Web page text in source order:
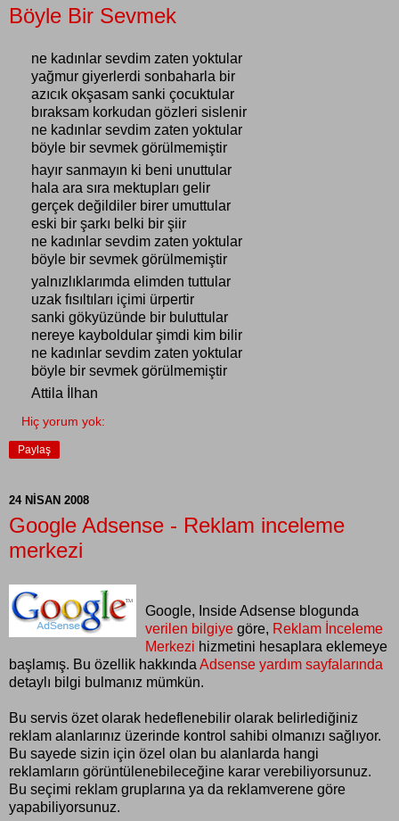
Böyle Bir Sevmek
ne kadınlar sevdim zaten yoktular
yağmur giyerlerdi sonbaharla bir
azıcık okşasam sanki çocuktular
bıraksam korkudan gözleri sislenir
ne kadınlar sevdim zaten yoktular
böyle bir sevmek görülmemiştir
hayır sanmayın ki beni unuttular
hala ara sıra mektupları gelir
gerçek değildiler birer umuttular
eski bir şarkı belki bir şiir
ne kadınlar sevdim zaten yoktular
böyle bir sevmek görülmemiştir
yalnızlıklarımda elimden tuttular
uzak fısıltıları içimi ürpertir
sanki gökyüzünde bir buluttular
nereye kayboldular şimdi kim bilir
ne kadınlar sevdim zaten yoktular
böyle bir sevmek görülmemiştir
Attila İlhan
Hiç yorum yok:
Paylaş
24 NISAN 2008
Google Adsense - Reklam inceleme
merkezi
Google, Inside Adsense blogunda
verilen bilgiye göre, Reklam İnceleme
Merkezi hizmetini hesaplara eklemeye
başlamış. Bu özellik hakkında Adsense yardım sayfalarında
detaylı bilgi bulmanız mümkün.
Bu servis özet olarak hedeflenebilir olarak belirlediğiniz
reklam alanlarınız üzerinde kontrol sahibi olmanızı sağlıyor.
Bu sayede sizin için özel olan bu alanlarda hangi
reklamların görüntülenebileceğine karar verebiliyorsunuz.
Bu seçimi reklam gruplarına ya da reklamverene göre
yapabiliyorsunuz.